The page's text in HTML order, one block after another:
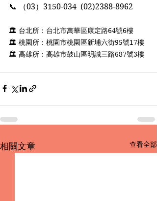
📞 （03）3150-034  (02)2388-8962
🏛 台北所：台北市萬華區康定路64號6樓
🏛 桃園所：桃園市桃園區新埔六街95號17樓
🏛 高雄所：高雄市鼓山區明誠三路687號3樓
相關文章 查看全部